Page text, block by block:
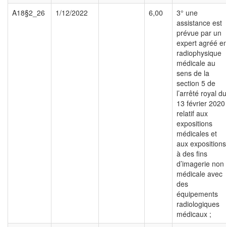
A18§2_26
1/12/2022 6,00
3° une
assistance est
prévue par un
expert agréé
radiophysique
médicale au
sens de la
section 5 de
l’arrêté royal du
13 février 2020
relatif aux
expositions
médicales et
aux expositions
à des fins
d’imagerie non
médicale avec
des
équipements
radiologiques
médicaux ;